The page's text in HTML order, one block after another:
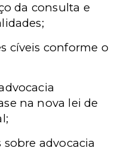
da consulta e
cíveis conforme o
na nova lei de
advocacia